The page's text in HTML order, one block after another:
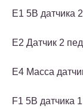
E1 5В датчика
E2 Датчик 2
E4 Масса
F1 5В датчика